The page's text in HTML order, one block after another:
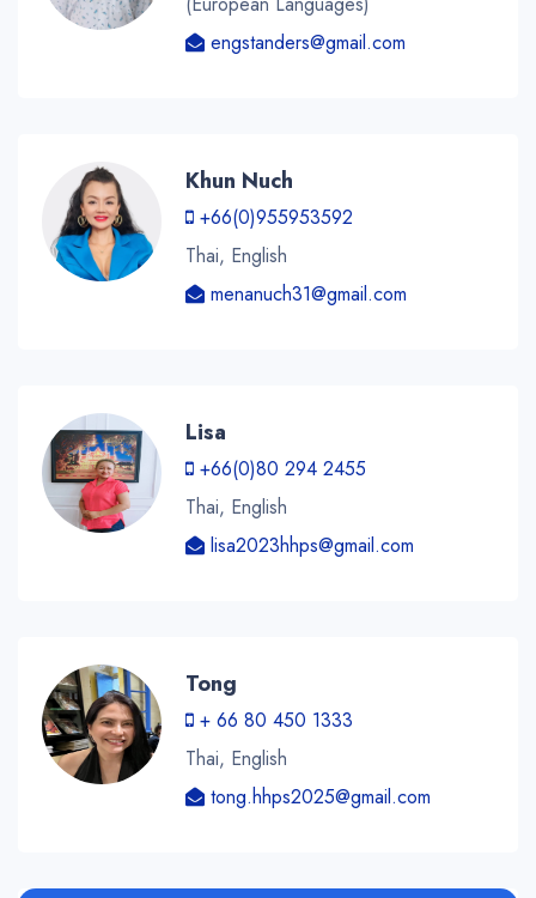
engstanders@gmail.com
Khun Nuch
+66(0)955953592
Thai, English
menanuch31@gmail.com
Lisa
+66(0)80 294 2455
Thai, English
lisa2023hhps@gmail.com
Tong
+ 66 80 450 1333
Thai, English
tong.hhps2025@gmail.com